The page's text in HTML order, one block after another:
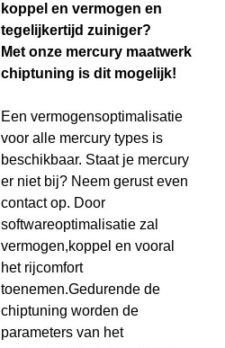
koppel en vermogen en
tegelijkertijd zuiniger?
Met onze mercury maatwerk
chiptuning is dit mogelijk!
Een vermogensoptimalisatie
voor alle mercury types is
beschikbaar. Staat je mercury
er niet bij? Neem gerust even
contact op. Door
softwareoptimalisatie zal
vermogen,koppel en vooral
het rijcomfort
toenemen.Gedurende de
chiptuning worden de
parameters van het